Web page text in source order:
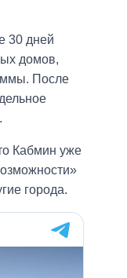
30 дней
домов,
После
Кабмин уже
города.